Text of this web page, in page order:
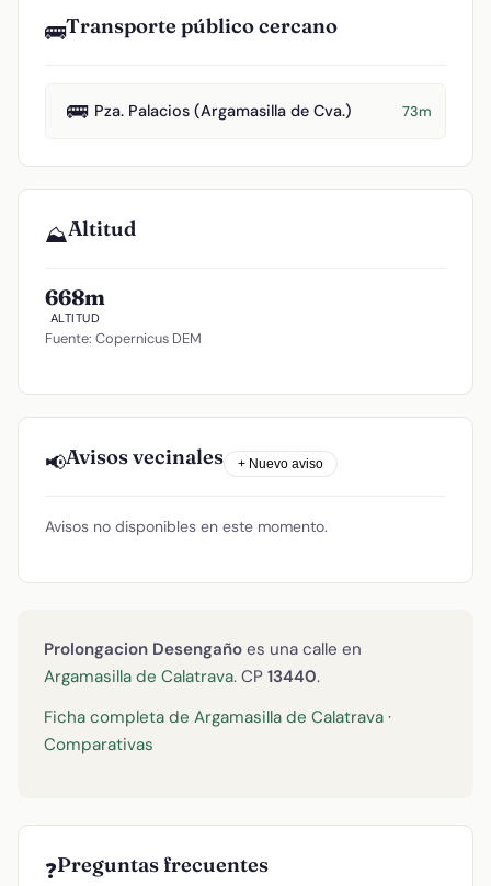
🚌Transporte público cercano
🚌 Pza. Palacios (Argamasilla de Cva.) 73m
⛰️Altitud
668m
ALTITUD
Fuente: Copernicus DEM
📢Avisos vecinales + Nuevo aviso
Avisos no disponibles en este momento.
Prolongacion Desengaño es una calle en
Argamasilla de Calatrava. CP 13440.
Ficha completa de Argamasilla de Calatrava ·
Comparativas
❓Preguntas frecuentes